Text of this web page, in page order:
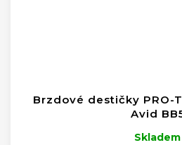
Brzdové destičky PRO-
Avid
Skladem